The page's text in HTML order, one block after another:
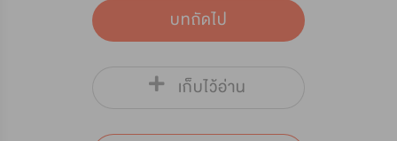
บทถัดไป
เก็บไว้อ่าน